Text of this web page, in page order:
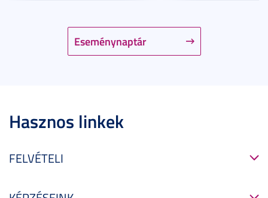
Eseménynaptár
Hasznos linkek
FELVÉTELI